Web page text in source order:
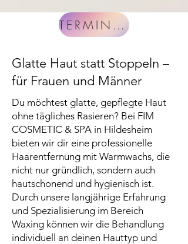
TERMIN buchen
Glatte Haut statt Stoppeln –
für Frauen und Männer
Du möchtest glatte, gepflegte Haut
ohne tägliches Rasieren? Bei FIM
COSMETIC & SPA in Hildesheim
bieten wir dir eine professionelle
Haarentfernung mit Warmwachs, die
nicht nur gründlich, sondern auch
hautschonend und hygienisch ist.
Durch unsere langjährige Erfahrung
und Spezialisierung im Bereich
Waxing können wir die Behandlung
individuell an deinen Hauttyp und